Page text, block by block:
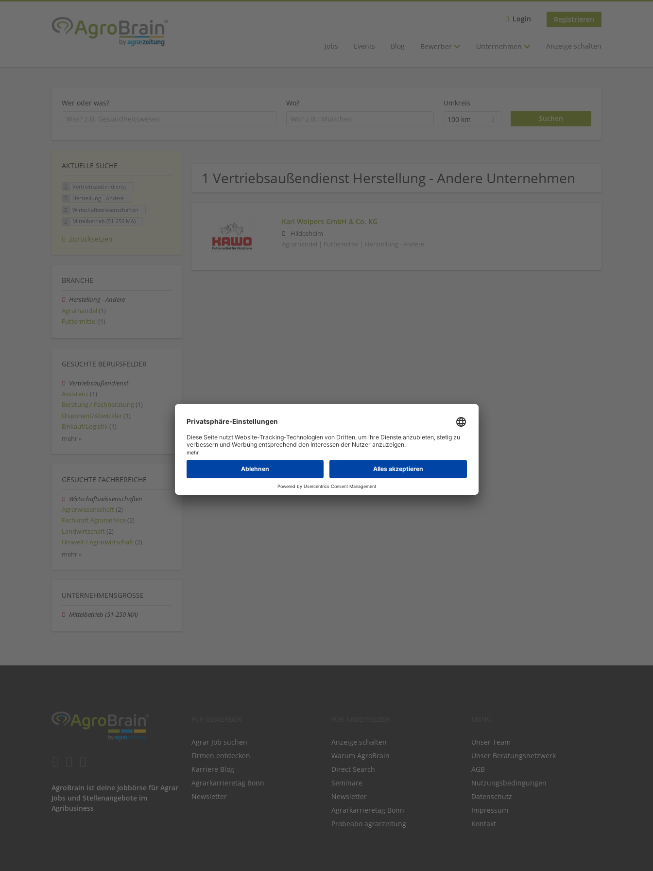
Login Registrieren
Jobs Events Blog Bewerber Unternehmen Anzeige schalten
Wer oder was? Wo?
Umkreis
100 km
1 Vertriebsaußendienst Herstellung - Andere Unternehmen
Karl Wolpers GmbH & Co. KG
Hildesheim
Agrarhandel | Futtermittel | Herstellung - Andere
AKTUELLE SUCHE
Vertriebsaußendienst
Herstellung - Andere
Wirtschaftswissenschaften
Mittelbetrieb (51-250 MA)
Zurücksetzen
BRANCHE
Herstellung - Andere
Agrarhandel (1)
Futtermittel (1)
GESUCHTE BERUFSFELDER
Vertriebsaußendienst
Assistenz (1)
Beratung / Fachberatung (1)
Disponent/Abwickler (1)
Einkauf/Logistik (1)
mehr »
GESUCHTE FACHBEREICHE
Wirtschaftswissenschaften
Agrarwissenschaft (2)
Fachkraft Agrarservice (2)
Landwirtschaft (2)
Umwelt / Agrarwirtschaft (2)
mehr »
UNTERNEHMENSGRÖSSE
Mittelbetrieb (51-250 MA)
AgroBrain ist deine Jobbörse für Agrar
Jobs und Stellenangebote im
Agribusiness
Agrar Job suchen
Firmen entdecken
Karriere Blog
Agrarkarrieretag Bonn
Newsletter
Anzeige schalten
Warum AgroBrain
Direct Search
Seminare
Newsletter
Agrarkarrieretag Bonn
Probeabo agrarzeitung
Unser Team
Unser Beratungsnetzwerk
AGB
Nutzungsbedingungen
Datenschutz
Impressum
Kontakt